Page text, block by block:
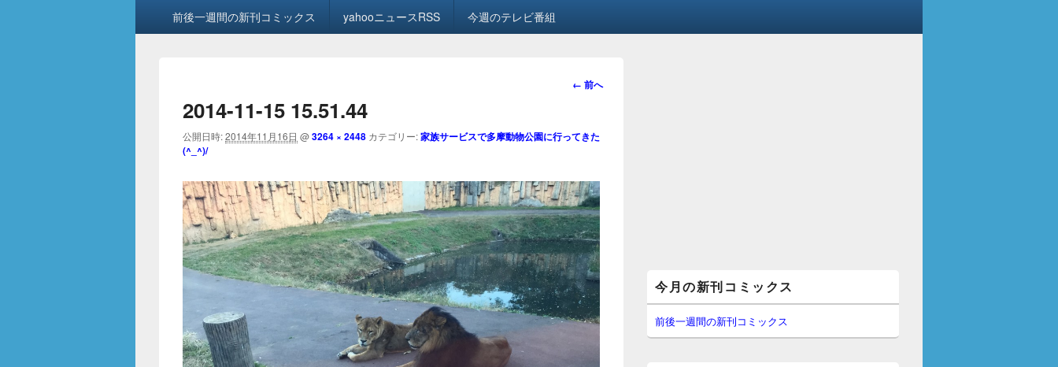
前後一週間の新刊コミックス yahooニュースRSS 今週のテレビ番組
画
ビ
シ
ョ
ン
← 前へ
2014-11-15 15.51.44
公開日時:2014年11月16日 @3264 × 2448 カテゴリー:家族サービスで多摩動物公園に行ってきた
(^_^)/
イ
ン
サ
イ
今月の新刊コミックス
前後一週間の新刊コミックス